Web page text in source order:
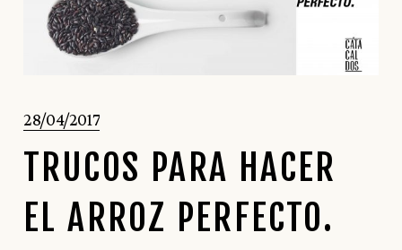
28/04/2017
TRUCOS PARA HACER
EL ARROZ PERFECTO.